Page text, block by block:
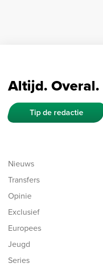
Altijd. Overal.
Tip de redactie
Nieuws
Transfers
Opinie
Exclusief
Europees
Jeugd
Series